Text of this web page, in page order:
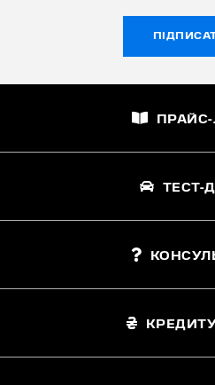
ПРАЙС-
ТЕСТ-